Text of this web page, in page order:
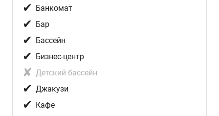
✔ Банкомат
✔ Бар
✔ Бассейн
✔ Бизнес-центр
✘ Детский бассейн
✔ Джакузи
✔ Кафе